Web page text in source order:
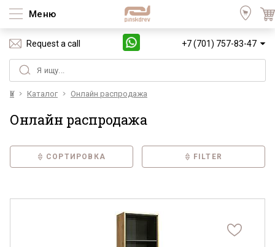
Меню
Request a call +7 (701) 757-83-47
Үй Каталог Онлайн распродажа
Онлайн распродажа
СОРТИРОВКА FILTER